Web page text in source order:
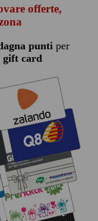
offerte,
puntiper
gift card